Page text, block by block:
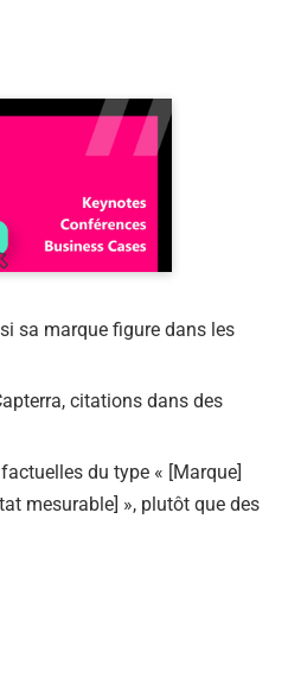
sa marque figure dans les
citations dans des
du type « [Marque]
mesurable] », plutôt que des